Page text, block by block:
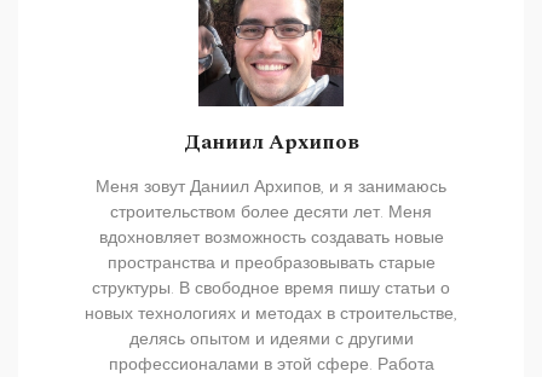
Даниил Архипов
Меня зовут Даниил Архипов, и я занимаюсь
строительством более десяти лет. Меня
вдохновляет возможность создавать новые
пространства и преобразовывать старые
структуры. В свободное время пишу статьи о
новых технологиях и методах в строительстве,
делясь опытом и идеями с другими
профессионалами в этой сфере. Работа